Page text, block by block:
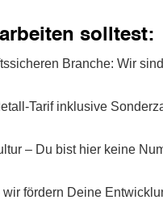
solltest:
Branche: Wir
Tarif inklusive
– Du bist hier keine
fördern Deine